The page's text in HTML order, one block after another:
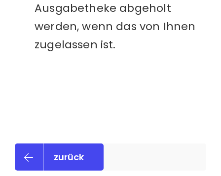
Ausgabetheke abgeholt
werden, wenn das von Ihnen
zugelassen ist.
zurück